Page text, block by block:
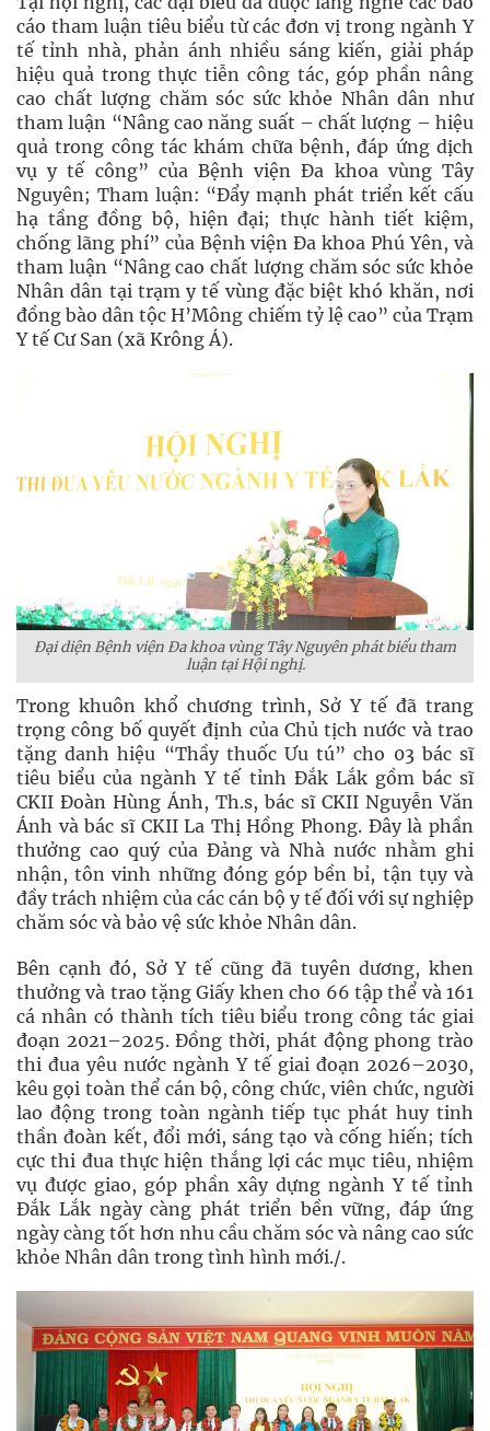
cáo tham luận tiêu biểu từ các đơn vị trong ngành Y
tế tỉnh nhà, phản ánh nhiều sáng kiến, giải pháp
hiệu quả trong thực tiễn công tác, góp phần nâng
cao chất lượng chăm sóc sức khỏe Nhân dân như
tham luận “Nâng cao năng suất – chất lượng – hiệu
quả trong công tác khám chữa bệnh, đáp ứng dịch
vụ y tế công” của Bệnh viện Đa khoa vùng Tây
Nguyên; Tham luận: “Đẩy mạnh phát triển kết cấu
hạ tầng đồng bộ, hiện đại; thực hành tiết kiệm,
chống lãng phí” của Bệnh viện Đa khoa Phú Yên, và
tham luận “Nâng cao chất lượng chăm sóc sức khỏe
Nhân dân tại trạm y tế vùng đặc biệt khó khăn, nơi
đồng bào dân tộc H’Mông chiếm tỷ lệ cao” của Trạm
Y tế Cư San (xã Krông Á).
Đại diện Bệnh viện Đa khoa vùng Tây Nguyên phát biểu tham
luận tại Hội nghị.
Trong khuôn khổ chương trình, Sở Y tế đã trang
trọng công bố quyết định của Chủ tịch nước và trao
tặng danh hiệu “Thầy thuốc Ưu tú” cho 03 bác sĩ
tiêu biểu của ngành Y tế tỉnh Đắk Lắk gồm bác sĩ
CKII Đoàn Hùng Ánh, Th.s, bác sĩ CKII Nguyễn Văn
Ánh và bác sĩ CKII La Thị Hồng Phong. Đây là phần
thưởng cao quý của Đảng và Nhà nước nhằm ghi
nhận, tôn vinh những đóng góp bền bỉ, tận tụy và
đầy trách nhiệm của các cán bộ y tế đối với sự nghiệp
chăm sóc và bảo vệ sức khỏe Nhân dân.
Bên cạnh đó, Sở Y tế cũng đã tuyên dương, khen
thưởng và trao tặng Giấy khen cho 66 tập thể và 161
cá nhân có thành tích tiêu biểu trong công tác giai
đoạn 2021–2025. Đồng thời, phát động phong trào
thi đua yêu nước ngành Y tế giai đoạn 2026–2030,
kêu gọi toàn thể cán bộ, công chức, viên chức, người
lao động trong toàn ngành tiếp tục phát huy tinh
thần đoàn kết, đổi mới, sáng tạo và cống hiến; tích
cực thi đua thực hiện thắng lợi các mục tiêu, nhiệm
vụ được giao, góp phần xây dựng ngành Y tế tỉnh
Đắk Lắk ngày càng phát triển bền vững, đáp ứng
ngày càng tốt hơn nhu cầu chăm sóc và nâng cao sức
khỏe Nhân dân trong tình hình mới./.